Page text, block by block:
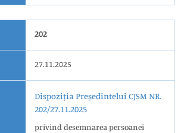
202
27.11.2025
Dispoziția Președintelui CJSM NR.
202/27.11.2025
privind desemnarea persoanei